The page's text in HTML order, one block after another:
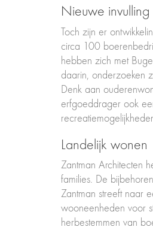
Nieuwe
Toch zijn er
circa 100
hebben zich met
daarin, onderzoeken
Denk aan
erfgoeddrager ook
Landelijk wonen
Zantman Architecten
families. De
Zantman streeft naar
wooneenheden voor
herbestemmen van